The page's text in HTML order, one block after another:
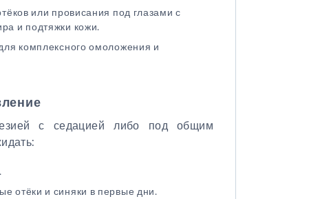
или провисания под глазами с
и подтяжки кожи.
комплексного омоложения и
с седацией либо под общим
отёки и синяки в первые дни.